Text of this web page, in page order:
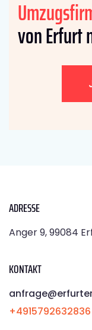
von Erfurt
ADRESSE
Anger 9, 99084
KONTAKT
+4915792632836